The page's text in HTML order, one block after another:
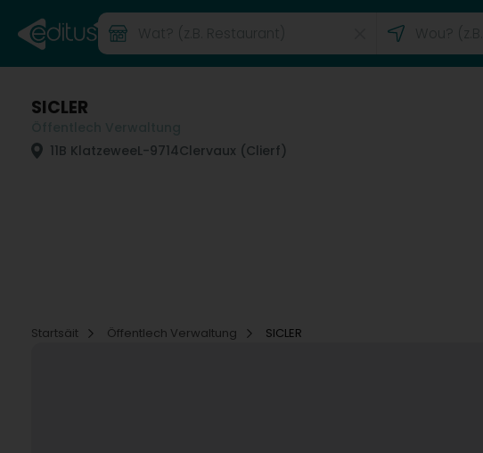
SICLER
11B KlatzeweeL-9714Clervaux (Clierf)
Startsäit
Öffentlech Verwaltung SICLER